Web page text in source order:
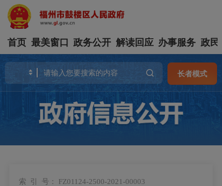
首页 最美窗口 政务公开 解读回应 办事服务 政民
长者模式
索 引 号： FZ01124-2500-2021-00003